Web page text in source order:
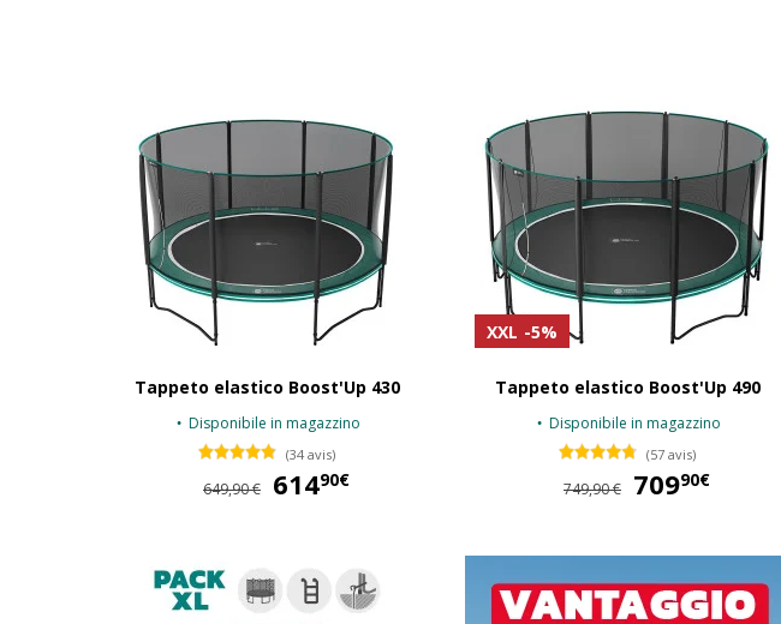
Tappeto elastico Boost'Up 430
Disponibile in magazzino
(34 avis)
649,90 € 61490€
XXL -5%
Tappeto elastico Boost'Up 490
Disponibile in magazzino
(57 avis)
749,90 € 70990€